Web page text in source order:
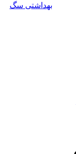
بهداشتی سگ